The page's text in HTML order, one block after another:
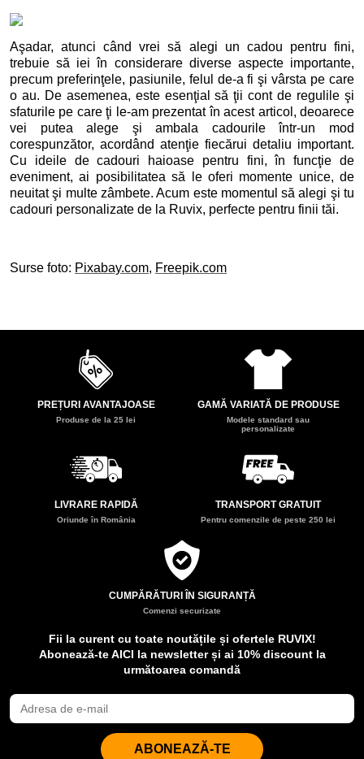
Aşadar, atunci când vrei să alegi un cadou pentru fini,
trebuie să iei în considerare diverse aspecte importante,
precum preferinţele, pasiunile, felul de-a fi şi vârsta pe care
o au. De asemenea, este esenţial să ţii cont de regulile şi
sfaturile pe care ţi le-am prezentat în acest articol, deoarece
vei putea alege şi ambala cadourile într-un mod
corespunzător, acordând atenţie fiecărui detaliu important.
Cu ideile de cadouri haioase pentru fini, în funcţie de
eveniment, ai posibilitatea să le oferi momente unice, de
neuitat şi multe zâmbete. Acum este momentul să alegi şi tu
cadouri personalizate de la Ruvix, perfecte pentru finii tăi.
Surse foto: Pixabay.com, Freepik.com
PREȚURI AVANTAJOASE
Produse de la 25 lei
GAMĂ VARIATĂ DE PRODUSE
Modele standard sau
personalizate
LIVRARE RAPIDĂ
Oriunde în România
TRANSPORT GRATUIT
Pentru comenzile de peste 250 lei
CUMPĂRĂTURI ÎN SIGURANȚĂ
Comenzi securizate
Fii la curent cu toate noutățile și ofertele RUVIX!
Abonează-te AICI la newsletter și ai 10% discount la
următoarea comandă
ABONEAZĂ-TE